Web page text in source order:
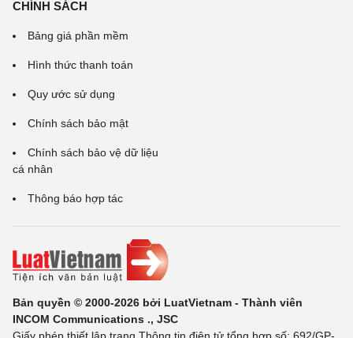
CHÍNH SÁCH
Bảng giá phần mềm
Hình thức thanh toán
Quy ước sử dụng
Chính sách bảo mật
Chính sách bảo vệ dữ liệu
cá nhân
Thông báo hợp tác
Bản quyền © 2000-2026 bởi LuatVietnam - Thành viên
INCOM Communications ., JSC